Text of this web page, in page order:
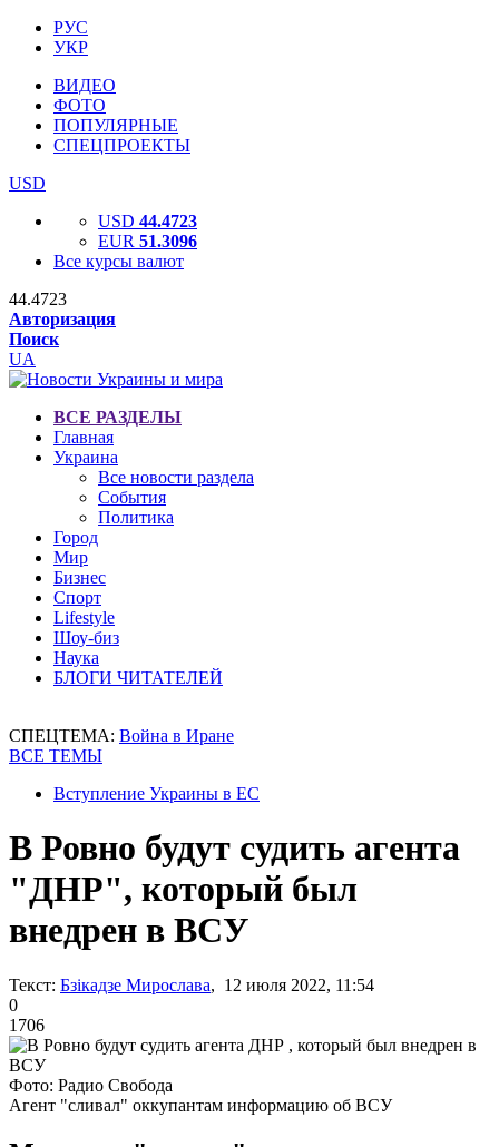
РУС
УКР
ВИДЕО
ФОТО
ПОПУЛЯРНЫЕ
СПЕЦПРОЕКТЫ
USD
USD 44.4723
EUR 51.3096
Все курсы валют
44.4723
Авторизация
Поиск
UA
ВСЕ РАЗДЕЛЫ
Главная
Украина
Все новости раздела
События
Политика
Город
Мир
Бизнес
Спорт
Lifestyle
Шоу-биз
Наука
БЛОГИ ЧИТАТЕЛЕЙ
СПЕЦТЕМА: Война в Иране
ВСЕ ТЕМЫ
Вступление Украины в ЕС
В Ровно будут судить агента
"ДНР", который был
внедрен в ВСУ
Текст: Бзікадзе Мирослава, 12 июля 2022, 11:54
0
1706
Фото: Радио Свобода
Агент "сливал" оккупантам информацию об ВСУ